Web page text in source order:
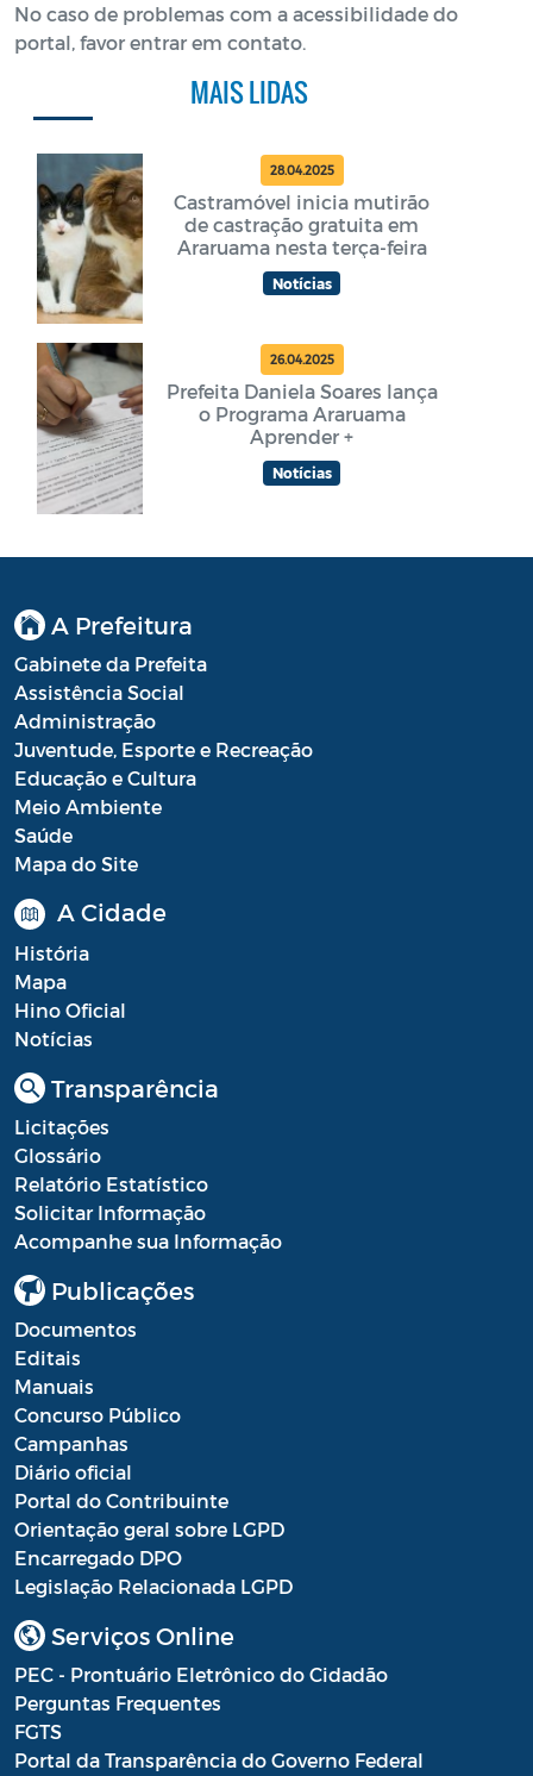
No caso de problemas com a acessibilidade do
portal, favor entrar em contato.
MAIS LIDAS
28.04.2025
Castramóvel inicia mutirão
de castração gratuita em
Araruama nesta terça-feira
Notícias
26.04.2025
Prefeita Daniela Soares lança
o Programa Araruama
Aprender +
Notícias
A Prefeitura
Gabinete da Prefeita
Assistência Social
Administração
Juventude, Esporte e Recreação
Educação e Cultura
Meio Ambiente
Saúde
Mapa do Site
A Cidade
História
Mapa
Hino Oficial
Notícias
Transparência
Licitações
Glossário
Relatório Estatístico
Solicitar Informação
Acompanhe sua Informação
Publicações
Documentos
Editais
Manuais
Concurso Público
Campanhas
Diário oficial
Portal do Contribuinte
Orientação geral sobre LGPD
Encarregado DPO
Legislação Relacionada LGPD
Serviços Online
PEC - Prontuário Eletrônico do Cidadão
Perguntas Frequentes
FGTS
Portal da Transparência do Governo Federal